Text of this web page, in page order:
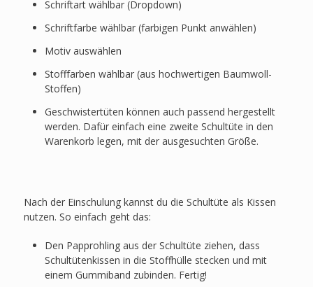
Schriftart wählbar (Dropdown)
Schriftfarbe wählbar (farbigen Punkt anwählen)
Motiv auswählen
Stofffarben wählbar (aus hochwertigen Baumwoll-
Stoffen)
Geschwistertüten können auch passend hergestellt
werden. Dafür einfach eine zweite Schultüte in den
Warenkorb legen, mit der ausgesuchten Größe.
Nach der Einschulung kannst du die Schultüte als Kissen
nutzen. So einfach geht das:
Den Papprohling aus der Schultüte ziehen, dass
Schultütenkissen in die Stoffhülle stecken und mit
einem Gummiband zubinden. Fertig!